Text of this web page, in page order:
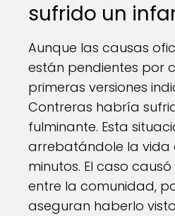
sufrido un
Aunque las causas
están pendientes por
primeras versiones
Contreras habría
fulminante. Esta
arrebatándole la vida
minutos. El caso
entre la comunidad,
aseguran haberlo